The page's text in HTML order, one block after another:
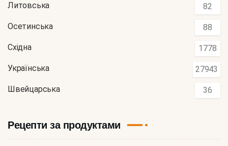
Литовська 82
Осетинська 88
Східна 1778
Українська 27943
Швейцарська 36
Рецепти за продуктами